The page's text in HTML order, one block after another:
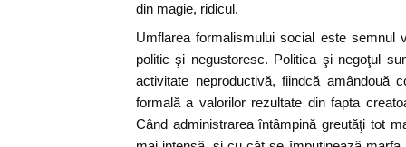
din magie, ridicul.
Umflarea formalismului social este semnul
politic şi negustoresc. Politica şi negoţul
activitate neproductivă, fiindcă amândouă
formală a valorilor rezultate din fapta
Când administrarea întâmpină greutăţi tot